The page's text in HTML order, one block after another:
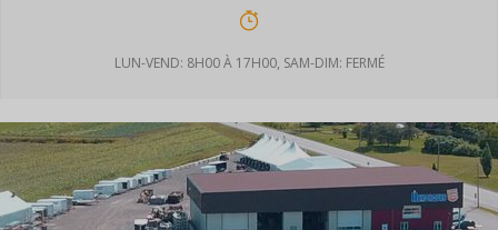
LUN-VEND: 8H00 À 17H00, SAM-DIM: FERMÉ